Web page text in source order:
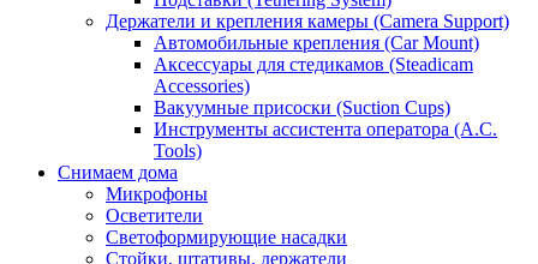
Держатели и крепления камеры (Camera Support)
Автомобильные крепления (Car Mount)
Аксессуары для стедикамов (Steadicam
Accessories)
Вакуумные присоски (Suction Cups)
Инструменты ассистента оператора (A.C.
Tools)
Снимаем дома
Микрофоны
Осветители
Светоформирующие насадки
Стойки, штативы, держатели